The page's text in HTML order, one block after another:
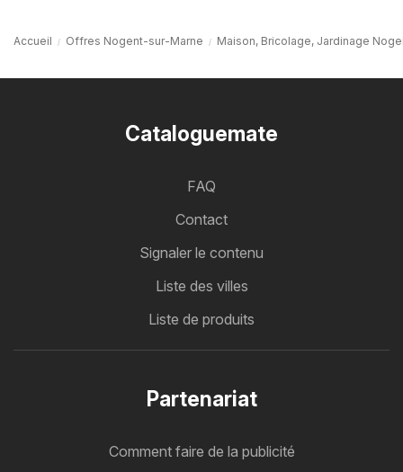
Accueil Offres Nogent-sur-Marne Maison, Bricolage, Jardinage
Cataloguemate
FAQ
Contact
Signaler le contenu
Liste des villes
Liste de produits
Partenariat
Comment faire de la publicité